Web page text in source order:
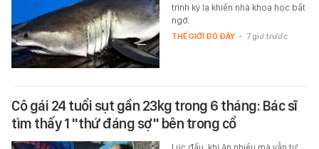
trình kỳ lạ khiến nhà khoa học bất
ngờ.
THẾ GIỚI ĐÓ ĐÂY - 7 giờ trước
Cô gái 24 tuổi sụt gần 23kg trong 6 tháng: Bác sĩ
tìm thấy 1 "thứ đáng sợ" bên trong cổ